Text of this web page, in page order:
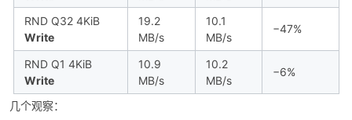
RND Q32 4KiB
Write
19.2
MB/s
10.1
MB/s
−47%
RND Q1 4KiB
Write
10.9
MB/s
10.2
MB/s
−6%
几个观察：